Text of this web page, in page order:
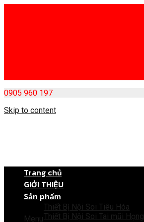
0905 960 197
Skip to content
Menu
Trang chủ
GIỚI THIỆU
Sản phẩm
Thiết Bị Nội Soi Tiêu Hóa
Thiết Bị Nội Soi Tai mũi Họng